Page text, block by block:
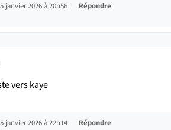
janvier 2026 à 20h56 Répondre
vers kaye
janvier 2026 à 22h14 Répondre